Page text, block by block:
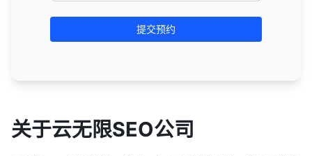
提交预约
关于云无限SEO公司